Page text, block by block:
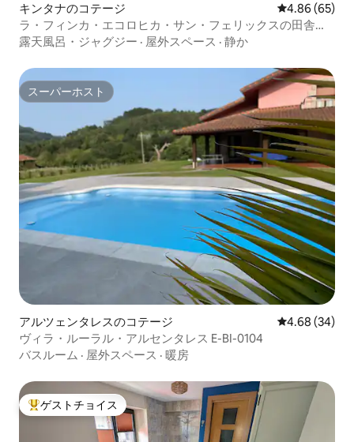
キンタナのコテージ レビュー65
4.86 (65)
ラ・フィンカ・エコロヒカ・サン・フェリックスの田舎の
家
露天風呂・ジャグジー · 屋外スペース · 静か
スーパーホスト
スーパーホスト
アルツェンタレスのコテージ レビュー34
4.68 (34)
ヴィラ・ルーラル・アルセンタレス E-BI-0104
バスルーム · 屋外スペース · 暖房
大好評のゲストチョイスです。
ゲストチョイス